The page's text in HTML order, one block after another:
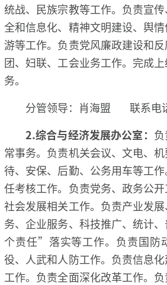
统战、民族宗教等工作。负责宣
全和信息化、精神文明建设、舆
游等工作。负责党风廉政建设和
团、妇联、工会业务工作。完成
务。
分管领导：肖海盟 联系电
2.综合与经济发展办公室：
常事务。负责机关会议、文电、
待、安保、后勤、公务用车等工
任考核工作。负责党务、政务公
社会发展相关工作。负责产业发
务、企业服务、科技推广、统计
个责任”落实等工作。负责国防
役、人武和人防工作。负责信息
工作。负责全面深化改革工作。负